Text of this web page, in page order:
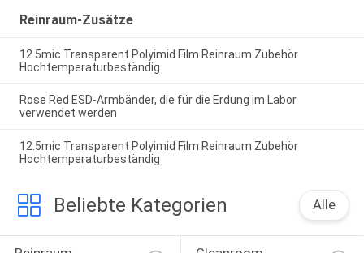
Reinraum-Zusätze
12.5mic Transparent Polyimid Film Reinraum Zubehör
Hochtemperaturbeständig
Rose Red ESD-Armbänder, die für die Erdung im Labor
verwendet werden
12.5mic Transparent Polyimid Film Reinraum Zubehör
Hochtemperaturbeständig
Beliebte Kategorien Alle